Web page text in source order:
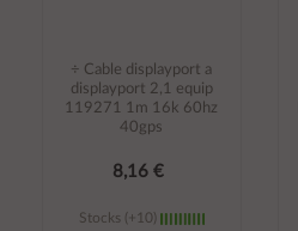
÷ Cable displayport a
displayport 2,1 equip
119271 1m 16k 60hz
40gps
8,16 €
Stocks (+10)